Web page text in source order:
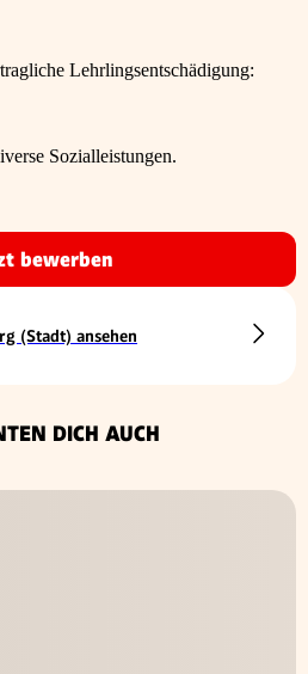
Lehrlingsentschädigung:
Sozialleistungen.
bewerben
(Stadt) ansehen
DICH AUCH